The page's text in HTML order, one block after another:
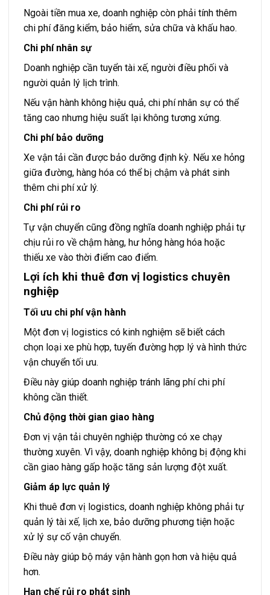
Ngoài tiền mua xe, doanh nghiệp còn phải tính thêm
chi phí đăng kiểm, bảo hiểm, sửa chữa và khấu hao.
Chi phí nhân sự
Doanh nghiệp cần tuyển tài xế, người điều phối và
người quản lý lịch trình.
Nếu vận hành không hiệu quả, chi phí nhân sự có thể
tăng cao nhưng hiệu suất lại không tương xứng.
Chi phí bảo dưỡng
Xe vận tải cần được bảo dưỡng định kỳ. Nếu xe hỏng
giữa đường, hàng hóa có thể bị chậm và phát sinh
thêm chi phí xử lý.
Chi phí rủi ro
Tự vận chuyển cũng đồng nghĩa doanh nghiệp phải tự
chịu rủi ro về chậm hàng, hư hỏng hàng hóa hoặc
thiếu xe vào thời điểm cao điểm.
Lợi ích khi thuê đơn vị logistics chuyên
nghiệp
Tối ưu chi phí vận hành
Một đơn vị logistics có kinh nghiệm sẽ biết cách
chọn loại xe phù hợp, tuyến đường hợp lý và hình thức
vận chuyển tối ưu.
Điều này giúp doanh nghiệp tránh lãng phí chi phí
không cần thiết.
Chủ động thời gian giao hàng
Đơn vị vận tải chuyên nghiệp thường có xe chạy
thường xuyên. Vì vậy, doanh nghiệp không bị động khi
cần giao hàng gấp hoặc tăng sản lượng đột xuất.
Giảm áp lực quản lý
Khi thuê đơn vị logistics, doanh nghiệp không phải tự
quản lý tài xế, lịch xe, bảo dưỡng phương tiện hoặc
xử lý sự cố vận chuyển.
Điều này giúp bộ máy vận hành gọn hơn và hiệu quả
hơn.
Hạn chế rủi ro phát sinh